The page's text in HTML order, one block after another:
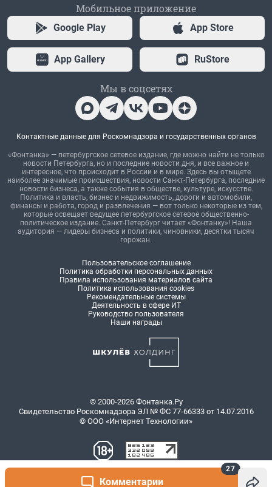
Комментарии
27
Мобильное приложение
Google Play App Store
App Gallery RuStore
Мы в соцсетях
Контактные данные для Роскомнадзора и государственных органов
«Фонтанка» — петербургское сетевое издание, где можно найти не только
новости Петербурга, но и последние новости дня, и все важное и
интересное, что происходит в России и в мире. Здесь вы отыщете
наиболее значимые происшествия, новости Санкт-Петербурга, последние
новости бизнеса, а также события в обществе, культуре, искусстве.
Политика и власть, бизнес и недвижимость, дороги и автомобили,
финансы и работа, город и развлечения — вот только некоторые из тем,
которые освещает ведущее петербургское сетевое общественно-
политическое издание. Санкт-Петербург читает «Фонтанку»! Наша
аудитория — лидеры бизнеса и политики, чиновники, десятки тысяч
горожан.
Пользовательское соглашение
Политика обработки персональных данных
Правила использования материалов сайта
Политика использования cookies
Рекомендательные системы
Деятельность в сфере ИТ
Руководство пользователя
Наши награды
© 2000-2026 Фонтанка.Ру
Свидетельство Роскомнадзора ЭЛ № ФС 77-66333 от 14.07.2016
© ООО «Интернет Технологии»